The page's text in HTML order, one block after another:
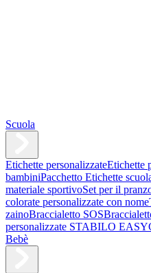
Scuola
Etichette personalizzateEtichette
bambiniPacchetto Etichette
materiale sportivoSet per il
colorate personalizzate con nome
zainoBraccialetto SOS
personalizzate STABILO
Bebè